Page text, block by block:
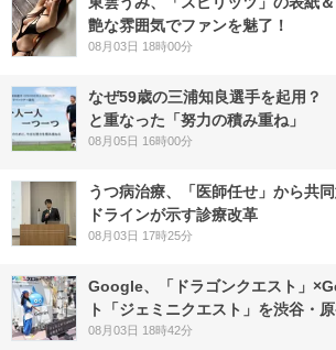
艶な雰囲気でファンを魅了！
08月03日 18時00分
なぜ59歳の三浦知良選手を起用？
と重なった「努力の積み重ね」
08月05日 16時00分
うつ病治療、「医師任せ」から共
ドラインが示す診療改革
08月03日 17時25分
Google、「ドラゴンクエスト」
ト「ジェミニクエスト」を渋谷・
08月03日 18時42分